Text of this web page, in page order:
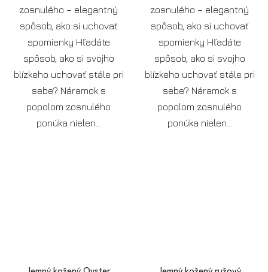
zosnulého – elegantný
spôsob, ako si uchovať
spomienky Hľadáte
spôsob, ako si svojho
blízkeho uchovať stále pri
sebe? Náramok s
popolom zosnulého
ponúka nielen...
zosnulého – elegantný
spôsob, ako si uchovať
spomienky Hľadáte
spôsob, ako si svojho
blízkeho uchovať stále pri
sebe? Náramok s
popolom zosnulého
ponúka nielen...